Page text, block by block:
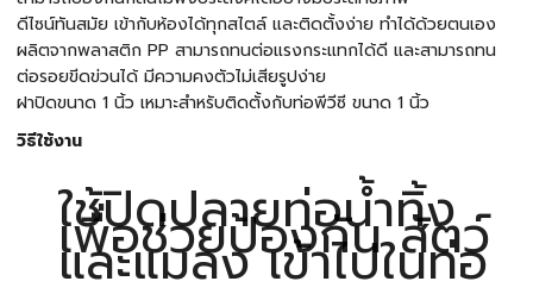
ดีไซน์ทันสมัย เข้ากับห้องได้ทุกสไตล์ และติดตั้งง่าย ทำได้ด้วยตนเอง
ผลิตจากพลาสติก PP สามารถทนต่อแรงกระแทกได้ดี และสามารถทน
ต่อรอยขีดข่วนได้ มีความคงตัวไม่เสียรูปง่าย
ฝาปิดขนาด 1 นิ้ว เหมาะสำหรับติดตั้งกับท่อพีวีซี ขนาด 1 นิ้ว
วิธีใช้งาน
ใช้ปิดปลายท่อน้ำทิ้ง
เพื่อช่วยป้องกัน สัตว์
และแมลง เข้าไปในท่อ